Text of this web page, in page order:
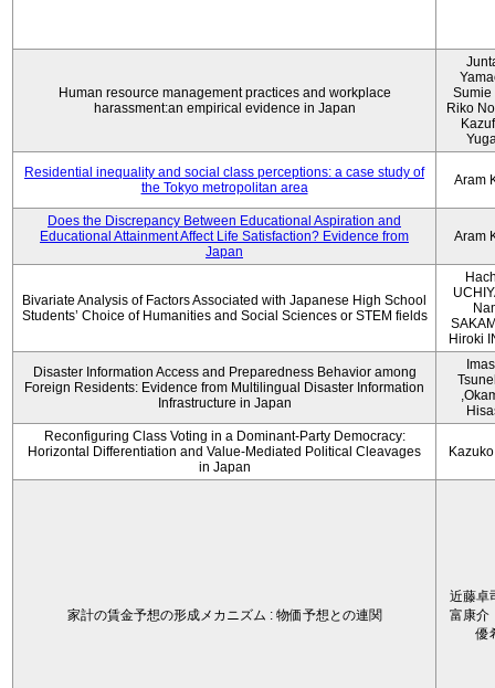
Human resource management practices and workplace
harassment:an empirical evidence in Japan
Sumie
Riko
Residential inequality and social class perceptions: a case study of
the Tokyo metropolitan area
Aram
Does the Discrepancy Between Educational Aspiration and
Educational Attainment Affect Life Satisfaction? Evidence from
Japan
Aram
Bivariate Analysis of Factors Associated with Japanese High School
Students’ Choice of Humanities and Social Sciences or STEM fields
Hiroki
Disaster Information Access and Preparedness Behavior among
Foreign Residents: Evidence from Multilingual Disaster Information
Infrastructure in Japan
Reconfiguring Class Voting in a Dominant-Party Democracy:
Horizontal Differentiation and Value-Mediated Political Cleavages
in Japan
家計の賃金予想の形成メカニズム : 物価予想との連関
近藤卓
富康介
優